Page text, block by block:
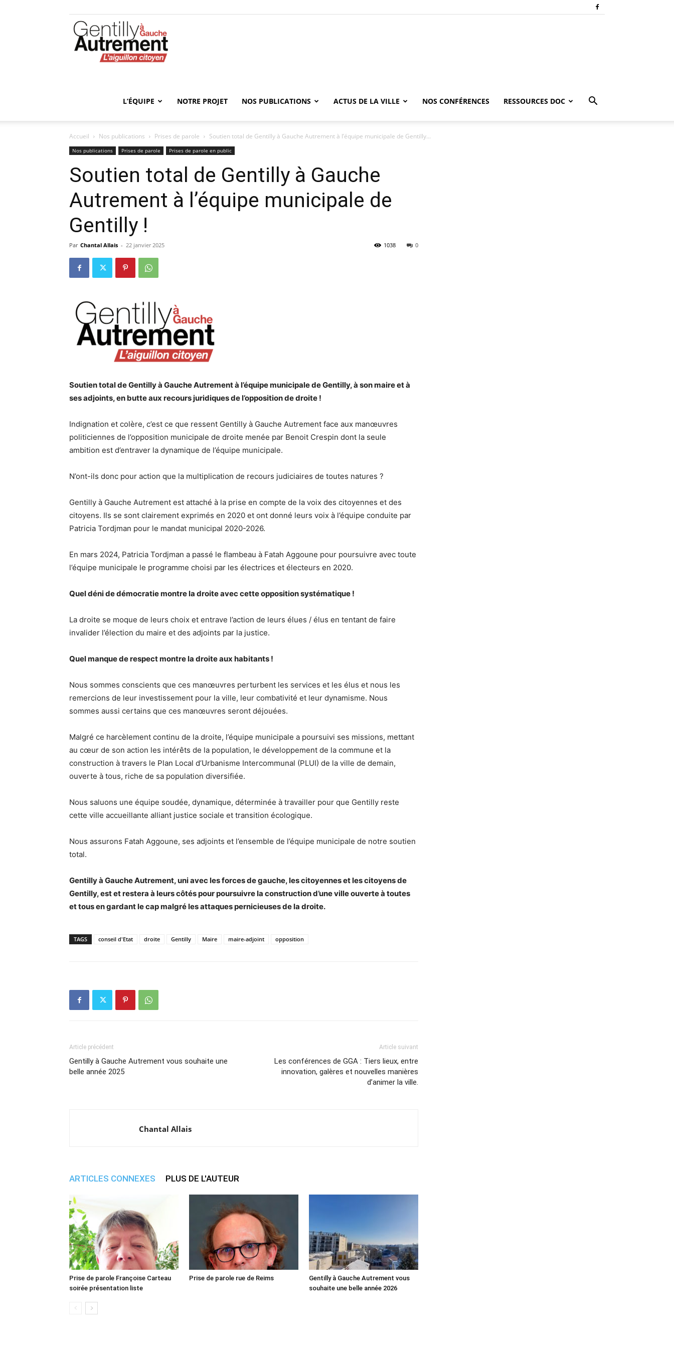
L’ÉQUIPE NOTRE PROJET NOS PUBLICATIONS ACTUS DE LA VILLE NOS CONFÉRENCES RESSOURCES DOC
Accueil Nos publications Prises de parole Soutien total de Gentilly à Gauche Autrement à l’équipe municipale de Gentilly...
Nos publications Prises de parole Prises de parole en public
Soutien total de Gentilly à Gauche
Autrement à l’équipe municipale de
Gentilly !
Par Chantal Allais - 22 janvier 2025 0
1038
Soutien total de Gentilly à Gauche Autrement à l’équipe municipale de Gentilly, à son maire et à
ses adjoints, en butte aux recours juridiques de l’opposition de droite !
Indignation et colère, c’est ce que ressent Gentilly à Gauche Autrement face aux manœuvres
politiciennes de l’opposition municipale de droite menée par Benoit Crespin dont la seule
ambition est d’entraver la dynamique de l’équipe municipale.
N’ont-ils donc pour action que la multiplication de recours judiciaires de toutes natures ?
Gentilly à Gauche Autrement est attaché à la prise en compte de la voix des citoyennes et des
citoyens. Ils se sont clairement exprimés en 2020 et ont donné leurs voix à l’équipe conduite par
Patricia Tordjman pour le mandat municipal 2020-2026.
En mars 2024, Patricia Tordjman a passé le flambeau à Fatah Aggoune pour poursuivre avec toute
l’équipe municipale le programme choisi par les électrices et électeurs en 2020.
Quel déni de démocratie montre la droite avec cette opposition systématique !
La droite se moque de leurs choix et entrave l’action de leurs élues / élus en tentant de faire
invalider l’élection du maire et des adjoints par la justice.
Quel manque de respect montre la droite aux habitants !
Nous sommes conscients que ces manœuvres perturbent les services et les élus et nous les
remercions de leur investissement pour la ville, leur combativité et leur dynamisme. Nous
sommes aussi certains que ces manœuvres seront déjouées.
Malgré ce harcèlement continu de la droite, l’équipe municipale a poursuivi ses missions, mettant
au cœur de son action les intérêts de la population, le développement de la commune et la
construction à travers le Plan Local d’Urbanisme Intercommunal (PLUI) de la ville de demain,
ouverte à tous, riche de sa population diversifiée.
Nous saluons une équipe soudée, dynamique, déterminée à travailler pour que Gentilly reste
cette ville accueillante alliant justice sociale et transition écologique.
Nous assurons Fatah Aggoune, ses adjoints et l’ensemble de l’équipe municipale de notre soutien
total.
Gentilly à Gauche Autrement, uni avec les forces de gauche, les citoyennes et les citoyens de
Gentilly, est et restera à leurs côtés pour poursuivre la construction d’une ville ouverte à toutes
et tous en gardant le cap malgré les attaques pernicieuses de la droite.
TAGS conseil d'Etat droite Gentilly Maire maire-adjoint opposition
Article précédent
Gentilly à Gauche Autrement vous souhaite une
belle année 2025
Article suivant
Les conférences de GGA : Tiers lieux, entre
innovation, galères et nouvelles manières
d’animer la ville.
Chantal Allais
ARTICLES CONNEXES PLUS DE L'AUTEUR
Prise de parole Françoise Carteau
soirée présentation liste
Prise de parole rue de Reims
Gentilly à Gauche Autrement vous
souhaite une belle année 2026